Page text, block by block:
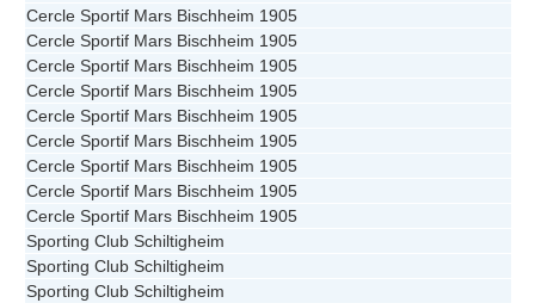
Cercle Sportif Mars Bischheim 1905
Cercle Sportif Mars Bischheim 1905
Cercle Sportif Mars Bischheim 1905
Cercle Sportif Mars Bischheim 1905
Cercle Sportif Mars Bischheim 1905
Cercle Sportif Mars Bischheim 1905
Cercle Sportif Mars Bischheim 1905
Cercle Sportif Mars Bischheim 1905
Cercle Sportif Mars Bischheim 1905
Sporting Club Schiltigheim
Sporting Club Schiltigheim
Sporting Club Schiltigheim